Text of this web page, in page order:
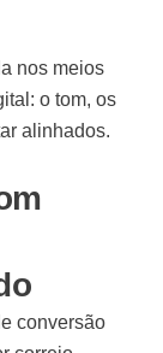
nos meios
o tom, os
alinhados.
conversão